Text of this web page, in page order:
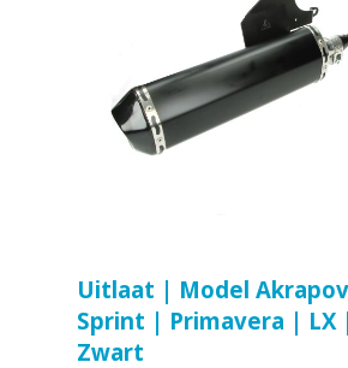
Uitlaat | Model
Sprint | Primavera | LX
Zwart